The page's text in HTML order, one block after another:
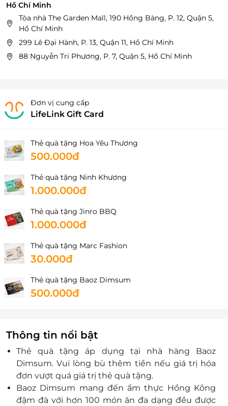
Hồ Chí Minh
Tòa nhà The Garden Mall, 190 Hồng Bàng, P. 12, Quận 5,
Hồ Chí Minh
299 Lê Đại Hành, P. 13, Quận 11, Hồ Chí Minh
88 Nguyễn Tri Phương, P. 7, Quận 5, Hồ Chí Minh
Đơn vị cung cấp
LifeLink Gift Card
Thẻ quà tặng Hoa Yêu Thương
500.000đ
Thẻ quà tặng Ninh Khương
1.000.000đ
Thẻ quà tặng Jinro BBQ
1.000.000đ
Thẻ quà tặng Marc Fashion
30.000đ
Thẻ quà tặng Baoz Dimsum
500.000đ
Thông tin nổi bật
Thẻ quà tặng áp dụng tại nhà hàng Baoz
Dimsum. Vui lòng bù thêm tiền nếu giá trị hóa
đơn vượt quá giá trị thẻ quà tặng.
Baoz Dimsum mang đến ẩm thực Hồng Kông
đậm đà với hơn 100 món ăn đa dạng đều được